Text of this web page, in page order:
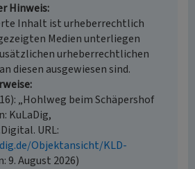
Hinweis
Inhalt ist urheberrechtlich
Medien unterliegen
urheberrechtlichen
diesen ausgewiesen sind.
„Hohlweg beim Schäpershof
KuLaDig,
URL:
Objektansicht/KLD-
9. August 2026)